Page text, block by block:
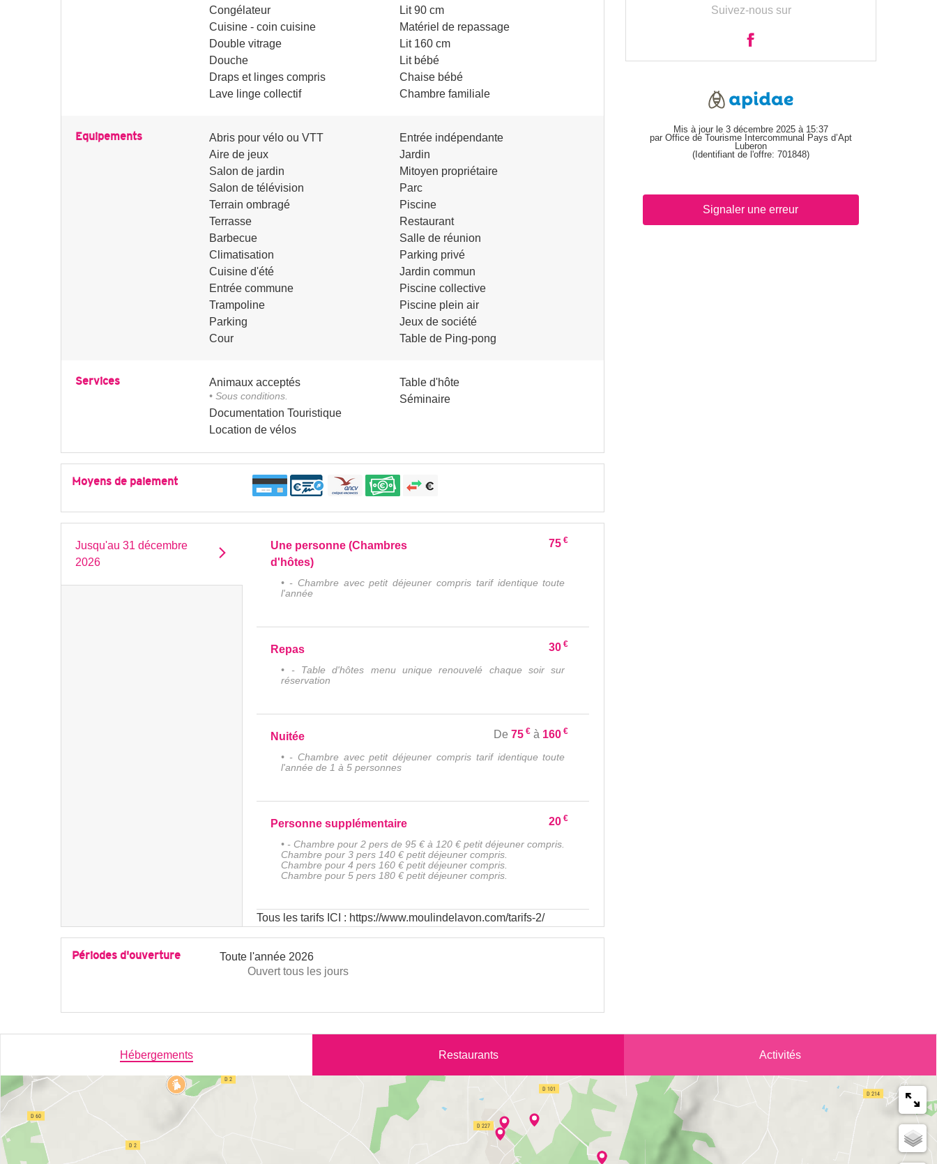
Congélateur
Cuisine - coin cuisine
Double vitrage
Douche
Draps et linges compris
Lave linge collectif
Lit 90 cm
Matériel de repassage
Lit 160 cm
Lit bébé
Chaise bébé
Chambre familiale
Equipements
Abris pour vélo ou VTT
Aire de jeux
Salon de jardin
Salon de télévision
Terrain ombragé
Terrasse
Barbecue
Climatisation
Cuisine d'été
Entrée commune
Trampoline
Parking
Cour
Entrée indépendante
Jardin
Mitoyen propriétaire
Parc
Piscine
Restaurant
Salle de réunion
Parking privé
Jardin commun
Piscine collective
Piscine plein air
Jeux de société
Table de Ping-pong
Services Animaux acceptés
• Sous conditions.
Documentation Touristique
Location de vélos
Table d'hôte
Séminaire
Moyens de paiement
Jusqu'au 31 décembre
2026
Une personne (Chambres
d'hôtes)
75 €
• - Chambre avec petit déjeuner compris tarif identique toute
l'année
Repas 30 €
• - Table d'hôtes menu unique renouvelé chaque soir sur
réservation
Nuitée De75 € à 160 €
• - Chambre avec petit déjeuner compris tarif identique toute
l'année de 1 à 5 personnes
Personne supplémentaire 20 €
• - Chambre pour 2 pers de 95 € à 120 € petit déjeuner compris.
Chambre pour 3 pers 140 € petit déjeuner compris.
Chambre pour 4 pers 160 € petit déjeuner compris.
Chambre pour 5 pers 180 € petit déjeuner compris.
Tous les tarifs ICI : https://www.moulindelavon.com/tarifs-2/
Périodes d'ouverture
Toute l'année 2026
Ouverttous les jours
Suivez-nous sur
Mis à jour le 3 décembre 2025 à 15:37
par Office de Tourisme Intercommunal Pays d’Apt
Luberon
(Identifiant de l'offre: 701848)
Signaler une erreur
Hébergements Restaurants Activités